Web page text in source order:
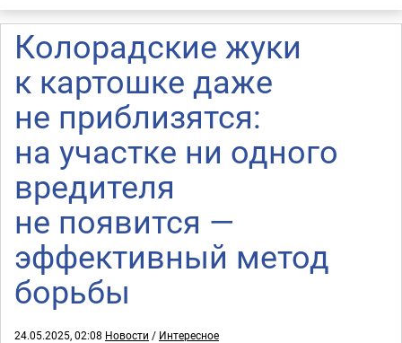
Колорадские жуки
к картошке даже
не приблизятся:
на участке ни одного
вредителя
не появится —
эффективный метод
борьбы
24.05.2025, 02:08 Новости / Интересное